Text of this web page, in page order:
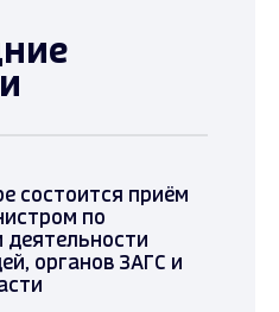
состоится приём
по
деятельности
органов ЗАГС и